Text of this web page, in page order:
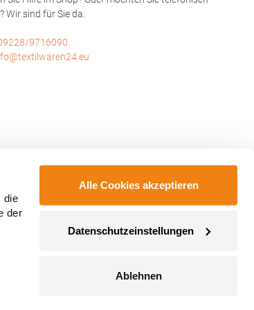
die
der
Alle Cookies akzeptieren
Datenschutzeinstellungen
Ablehnen
Wir sind für Sie da.
9716090